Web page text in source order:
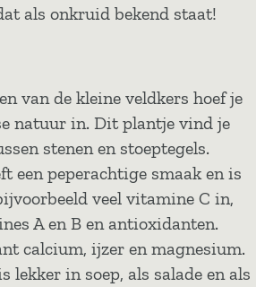
als onkruid bekend staat!
van de kleine veldkers hoef je
natuur in. Dit plantje vind je
stenen en stoeptegels.
een peperachtige smaak en is
veel vitamine C in,
A en B en antioxidanten.
calcium, ijzer en magnesium.
lekker in soep, als salade en als